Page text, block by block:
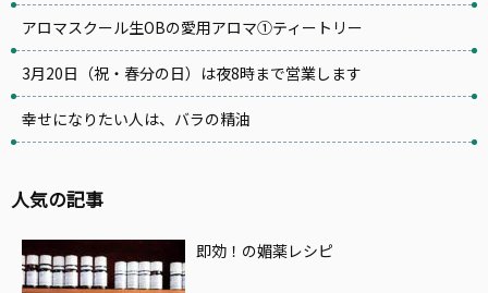
アロマスクール生OBの愛用アロマ①ティートリー
3月20日（祝・春分の日）は夜8時まで営業します
幸せになりたい人は、バラの精油
人気の記事
即効！の媚薬レシピ